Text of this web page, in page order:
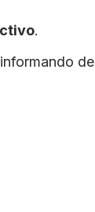
.
de